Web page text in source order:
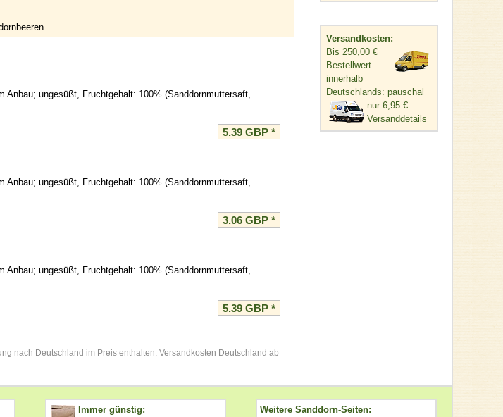
Versandkosten:
Bis 250,00 €
Bestellwert
innerhalb
Deutschlands: pauschal
nur 6,95 €.
Versanddetails
Anbau; ungesüßt, Fruchtgehalt: 100% (Sanddornmuttersaft, ...
5.39 GBP *
Anbau; ungesüßt, Fruchtgehalt: 100% (Sanddornmuttersaft, ...
3.06 GBP *
Anbau; ungesüßt, Fruchtgehalt: 100% (Sanddornmuttersaft, ...
5.39 GBP *
nach Deutschland im Preis enthalten. Versandkosten Deutschland ab
Immer günstig: Weitere Sanddorn-Seiten: